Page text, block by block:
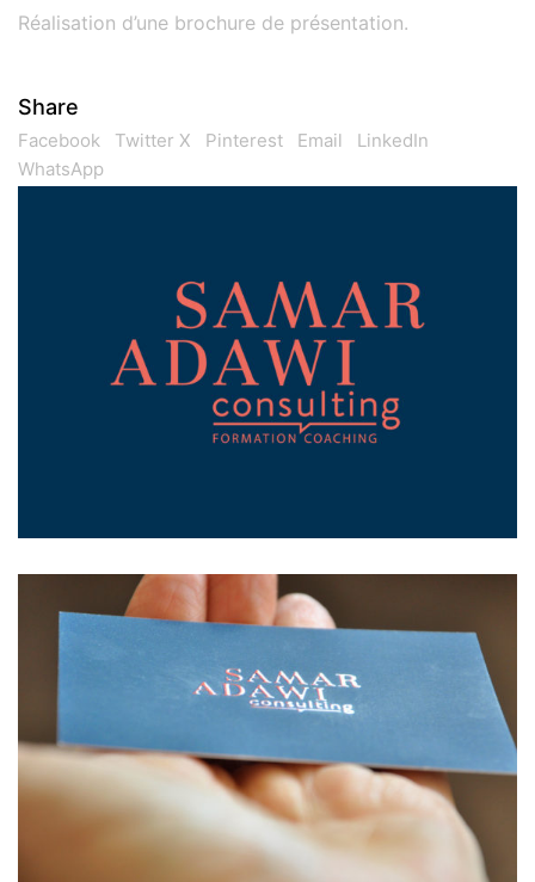
Réalisation d’une brochure de présentation.
Share
Facebook Twitter X Pinterest Email
LinkedIn
WhatsApp